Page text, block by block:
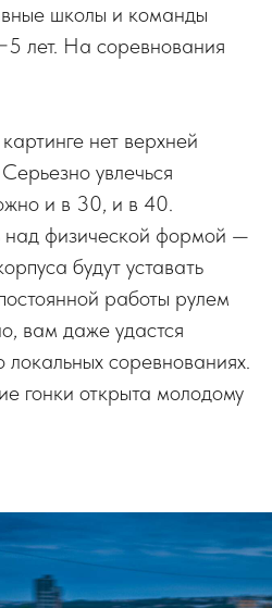
школы и команды
лет. На соревнования
нет верхней
увлечься
и в 30, и в 40.
над физической формой —
будут уставать
работы рулем
вам даже удастся
локальных соревнованиях.
гонки открыта молодому